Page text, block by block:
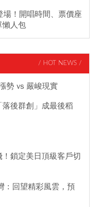
！開唱時間、票價座
懶人包
/ HOT NEWS /
勢 vs 嚴峻現實
後群創」成最後稻
鎖定美日頂級客戶切
：回望精彩風雲，預